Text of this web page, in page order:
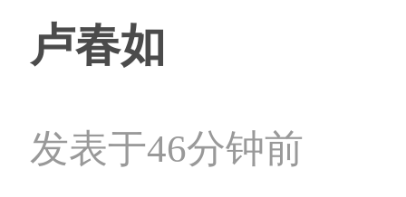
卢春如
发表于46分钟前